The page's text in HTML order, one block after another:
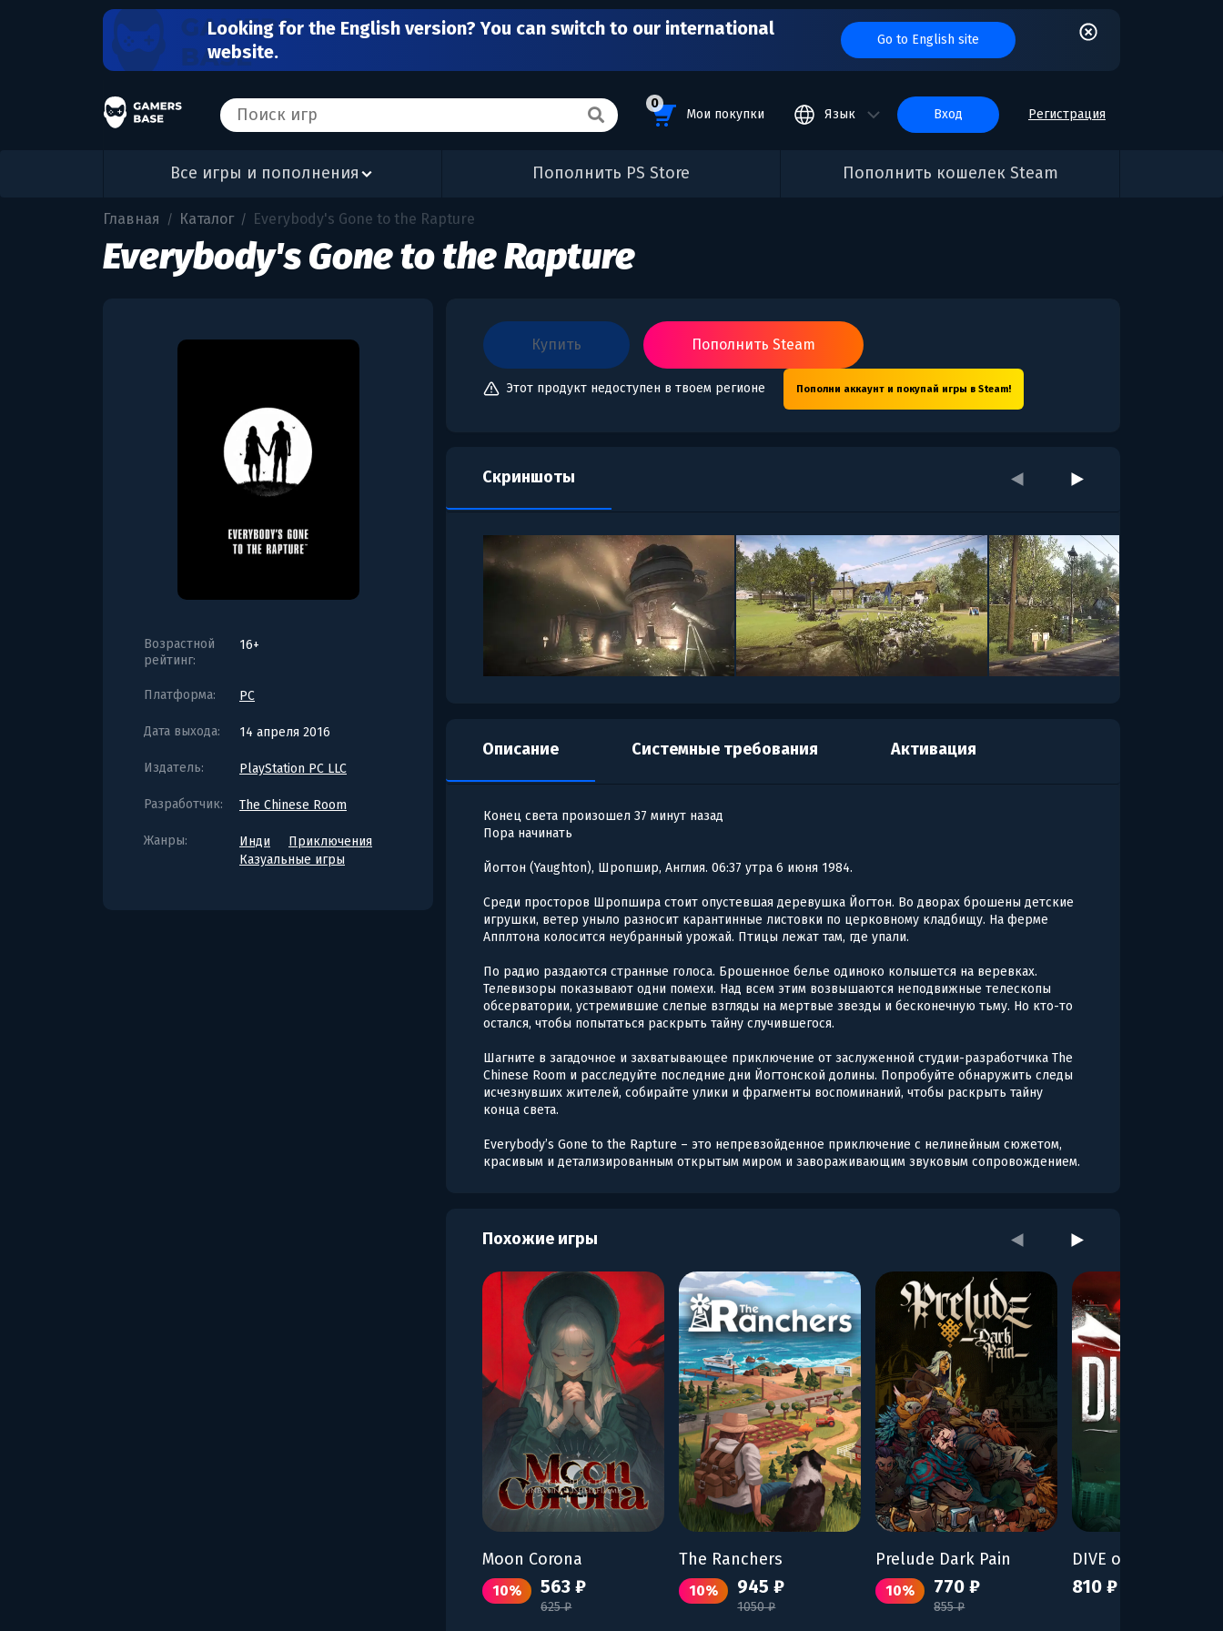
Looking for the English version? You can switch to our international
website.
Go to English site
0
Мои покупки Язык вход Регистрация
Все игры и пополнения Пополнить PS Store Пополнить кошелек Steam
Главная / Каталог / Everybody's Gone to the Rapture
Everybody's Gone to the Rapture
Возрастной
рейтинг:
16+
Платформа: PC
Дата выхода: 14 апреля 2016
Издатель: PlayStation PC LLC
Разработчик: The Chinese Room
Жанры: Инди
Приключения
Казуальные игры
купить Пополнить Steam
Этот продукт недоступен в твоем регионе Пополни аккаунт и покупай игры в Steam!
Скриншоты
Описание Системные требования Активация
Конец света произошел 37 минут назад
Пора начинать
Йогтон (Yaughton), Шропшир, Англия. 06:37 утра 6 июня 1984.
Среди просторов Шропшира стоит опустевшая деревушка Йогтон. Во дворах брошены детские
игрушки, ветер уныло разносит карантинные листовки по церковному кладбищу. На ферме
Апплтона колосится неубранный урожай. Птицы лежат там, где упали.
По радио раздаются странные голоса. Брошенное белье одиноко колышется на веревках.
Телевизоры показывают одни помехи. Над всем этим возвышаются неподвижные телескопы
обсерватории, устремившие слепые взгляды на мертвые звезды и бесконечную тьму. Но кто-то
остался, чтобы попытаться раскрыть тайну случившегося.
Шагните в загадочное и захватывающее приключение от заслуженной студии-разработчика The
Chinese Room и расследуйте последние дни Йогтонской долины. Попробуйте обнаружить следы
исчезнувших жителей, собирайте улики и фрагменты воспоминаний, чтобы раскрыть тайну
конца света.
Everybody’s Gone to the Rapture – это непревзойденное приключение с нелинейным сюжетом,
красивым и детализированным открытым миром и завораживающим звуковым сопровождением.
Похожие игры
Moon Corona
10% 563 ₽
625 ₽
The Ranchers
10% 945 ₽
1050 ₽
Prelude Dark Pain
10% 770 ₽
855 ₽
810 ₽